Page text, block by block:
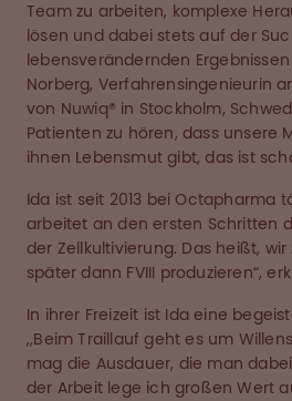
Team zu arbeiten, komplexe
lösen und dabei stets auf der
lebensverändernden Ergebnissen
Norberg, Verfahrensingenieurin
von Nuwiq® in Stockholm,
Patienten zu hören, dass unsere
ihnen Lebensmut gibt, das ist
Ida ist seit 2013 bei Octapharma
arbeitet an den ersten Schritten
der Zellkultivierung. Das heißt,
später dann FVIII produzieren“,
In ihrer Freizeit ist Ida eine
,,Beim Traillauf geht es um
mag die Ausdauer, die man
der Arbeit lege ich großen Wert